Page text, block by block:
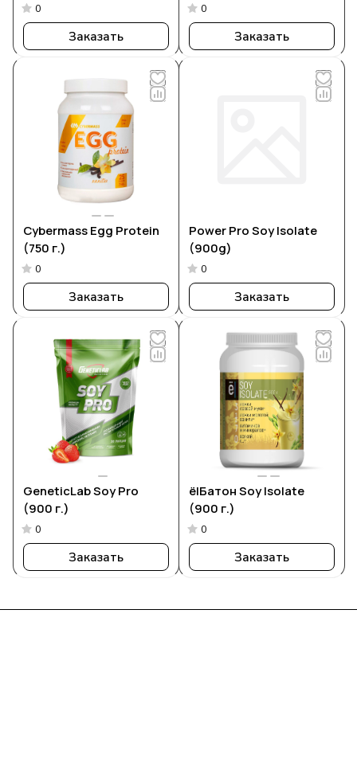
0
Заказать
0
Заказать
Cybermass Egg Рrotein
(750 г.)
0
Заказать
Power Pro Soy Isolate
(900g)
0
Заказать
GeneticLab Soy Pro
(900 г.)
0
Заказать
ё|Батон Soy Isolate
(900 г.)
0
Заказать